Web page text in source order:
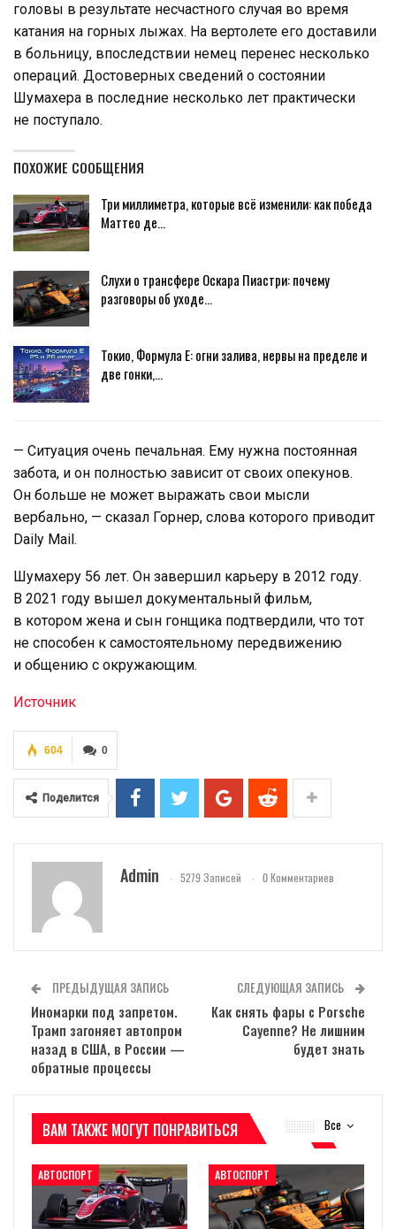
головы в результате несчастного случая во время
катания на горных лыжах. На вертолете его доставили
в больницу, впоследствии немец перенес несколько
операций. Достоверных сведений о состоянии
Шумахера в последние несколько лет практически
не поступало.
ПОХОЖИЕ СООБЩЕНИЯ
Три миллиметра, которые всё изменили: как победа
Маттео де…
Слухи о трансфере Оскара Пиастри: почему
разговоры об уходе…
Токио, Формула E: огни залива, нервы на пределе и
две гонки,…
— Ситуация очень печальная. Ему нужна постоянная
забота, и он полностью зависит от своих опекунов.
Он больше не может выражать свои мысли
вербально, — сказал Горнер, слова которого приводит
Daily Mail.
Шумахеру 56 лет. Он завершил карьеру в 2012 году.
В 2021 году вышел документальный фильм,
в котором жена и сын гонщика подтвердили, что тот
не способен к самостоятельному передвижению
и общению с окружающим.
Источник
0
604
Поделится
Admin 5279 Записей 0 Комментариев
ПРЕДЫДУЩАЯ ЗАПИСЬ
Иномарки под запретом.
Трамп загоняет автопром
назад в США, в России —
обратные процессы
СЛЕДУЮЩАЯ ЗАПИСЬ
Как снять фары с Porsche
Cayenne? Не лишним
будет знать
Все
ВАМ ТАКЖЕ МОГУТ ПОНРАВИТЬСЯ
АВТОСПОРТ АВТОСПОРТ